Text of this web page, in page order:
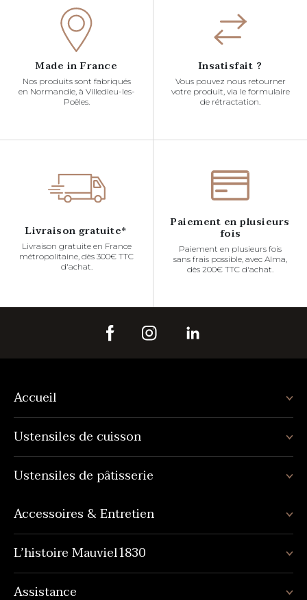
Made in France
Nos produits sont fabriqués
en Normandie, à Villedieu-les-
Poêles.
Insatisfait ?
Vous pouvez nous retourner
votre produit, via le formulaire
de rétractation.
Livraison gratuite*
Livraison gratuite en France
métropolitaine, dès 300€ TTC
d'achat.
Paiement en plusieurs
fois
Paiement en plusieurs fois
sans frais possible, avec Alma,
dès 200€ TTC d'achat.
Accueil
Ustensiles de cuisson
Ustensiles de pâtisserie
Accessoires & Entretien
L’histoire Mauviel1830
Assistance